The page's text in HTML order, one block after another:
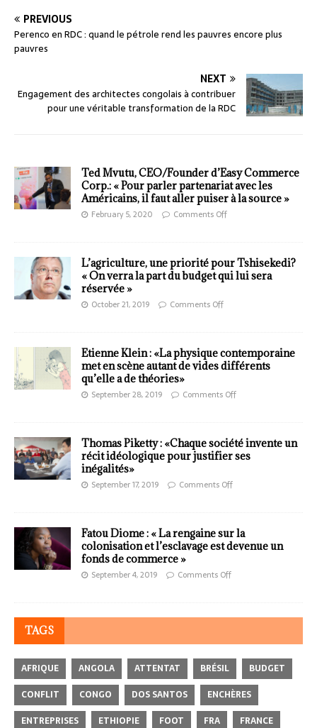
PREVIOUS
Perenco en RDC : quand le pétrole rend les pauvres encore plus
pauvres
NEXT
Engagement des architectes congolais à contribuer
pour une véritable transformation de la RDC
Ted Mvutu, CEO/Founder d’Easy Commerce
Corp.: « Pour parler partenariat avec les
Américains, il faut aller puiser à la source »
February 5, 2020 Comments Off
L’agriculture, une priorité pour Tshisekedi?
« On verra la part du budget qui lui sera
réservée »
October 21, 2019 Comments Off
Etienne Klein : «La physique contemporaine
met en scène autant de vides différents
qu’elle a de théories»
September 28, 2019 Comments Off
Thomas Piketty : «Chaque société invente un
récit idéologique pour justifier ses
inégalités»
September 17, 2019 Comments Off
Fatou Diome : « La rengaine sur la
colonisation et l’esclavage est devenue un
fonds de commerce »
September 4, 2019 Comments Off
TAGS
AFRIQUE ANGOLA ATTENTAT BRÉSIL
BUDGET
CONFLIT
CONGO DOS SANTOS
ENCHÈRES
ENTREPRISES
ETHIOPIE FOOT FRA FRANCE